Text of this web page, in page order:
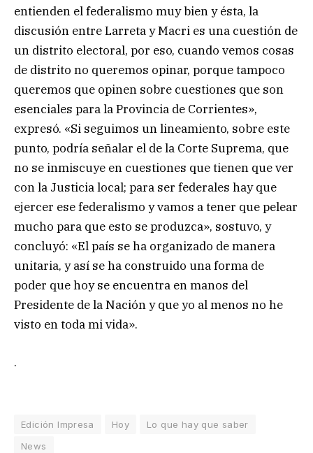
entienden el federalismo muy bien y ésta, la
discusión entre Larreta y Macri es una cuestión de
un distrito electoral, por eso, cuando vemos cosas
de distrito no queremos opinar, porque tampoco
queremos que opinen sobre cuestiones que son
esenciales para la Provincia de Corrientes»,
expresó. «Si seguimos un lineamiento, sobre este
punto, podría señalar el de la Corte Suprema, que
no se inmiscuye en cuestiones que tienen que ver
con la Justicia local; para ser federales hay que
ejercer ese federalismo y vamos a tener que pelear
mucho para que esto se produzca», sostuvo, y
concluyó: «El país se ha organizado de manera
unitaria, y así se ha construido una forma de
poder que hoy se encuentra en manos del
Presidente de la Nación y que yo al menos no he
visto en toda mi vida».
.
Edición Impresa Hoy
Lo que hay que saber
News